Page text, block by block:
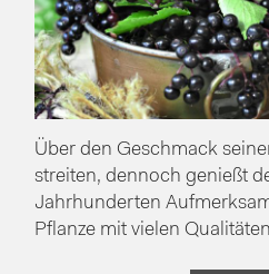
Über den Geschmack
streiten, dennoch genießt
Jahrhunderten
Pflanze mit vielen